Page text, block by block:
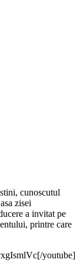
cunoscutul
zisei
a invitat pe
printre care
youtube]